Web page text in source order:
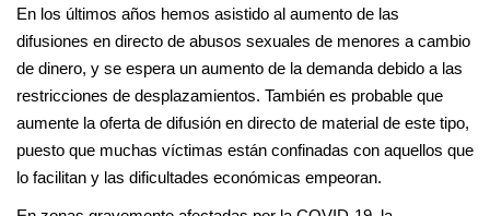
En los últimos años hemos asistido al aumento de las
difusiones en directo de abusos sexuales de menores a cambio
de dinero, y se espera un aumento de la demanda debido a las
restricciones de desplazamientos. También es probable que
aumente la oferta de difusión en directo de material de este tipo,
puesto que muchas víctimas están confinadas con aquellos que
lo facilitan y las dificultades económicas empeoran.